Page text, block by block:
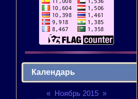
Календарь
« Ноябрь 2015 »